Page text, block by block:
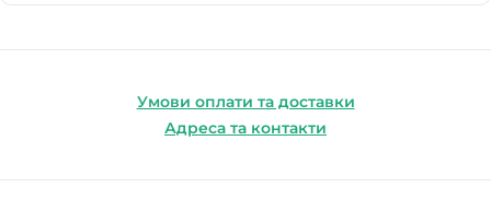
Умови оплати та доставки
Адреса та контакти